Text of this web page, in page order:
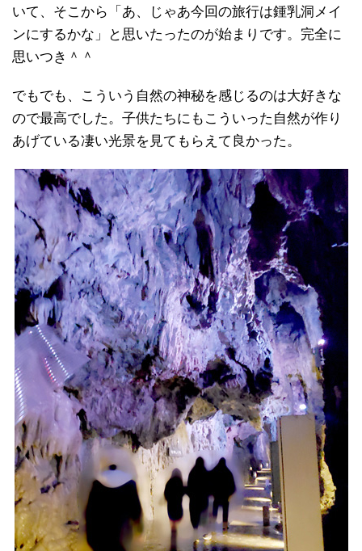
いて、そこから「あ、じゃあ今回の旅行は鍾乳洞メイ
ンにするかな」と思いたったのが始まりです。完全に
思いつき＾＾
でもでも、こういう自然の神秘を感じるのは大好きな
ので最高でした。子供たちにもこういった自然が作り
あげている凄い光景を見てもらえて良かった。